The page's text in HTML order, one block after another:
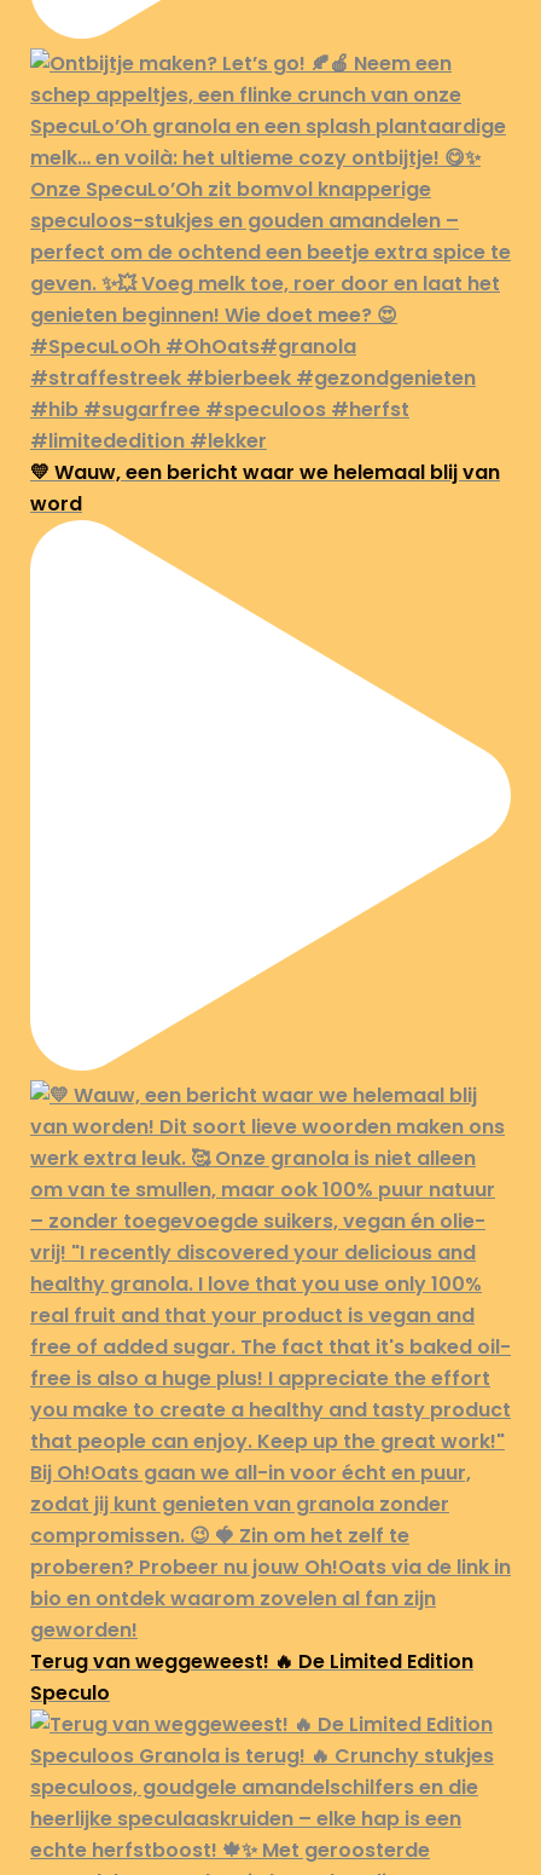
💛 Wauw, een bericht waar we helemaal blij van
word
Terug van weggeweest! 🔥 De Limited Edition
Speculo